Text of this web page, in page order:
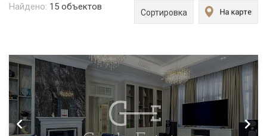
Найдено: 15 объектов
Сортировка